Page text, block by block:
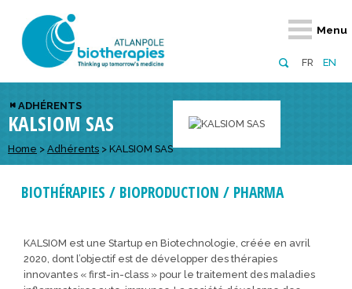
FR EN
Menu
Retour
À propos
Présentation du pôle
Domaines d’excellence
Retour
Equipe
Financeurs
Retour
Notre réseau
Membres du pôle
Partenaires
Réseau européen
Retour
Actus, événements, AAP
Actualités
Événements
Appels à projets
Retour
régionaux
Retour
Notre offre
Diversifiez votre réseau
Visez l’international
Développez vos projets d’innovation
Retour
Nous rejoindre
En tant qu’adhérent
En tant que partenaire
Retour
Emploi
Offres d’emploi
Candidatures
ADHÉRENTS
KALSIOM SAS
Home > Adhérents > KALSIOM SAS
BIOTHÉRAPIES / BIOPRODUCTION / PHARMA
KALSIOM est une Startup en Biotechnologie, créée en avril
2020, dont l’objectif est de développer des thérapies
innovantes « first-in-class » pour le traitement des maladies